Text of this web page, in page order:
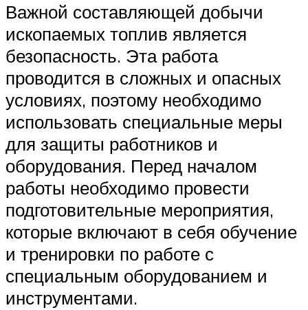
Важной составляющей добычи
ископаемых топлив является
безопасность. Эта работа
проводится в сложных и опасных
условиях, поэтому необходимо
использовать специальные меры
для защиты работников и
оборудования. Перед началом
работы необходимо провести
подготовительные мероприятия,
которые включают в себя обучение
и тренировки по работе с
специальным оборудованием и
инструментами.